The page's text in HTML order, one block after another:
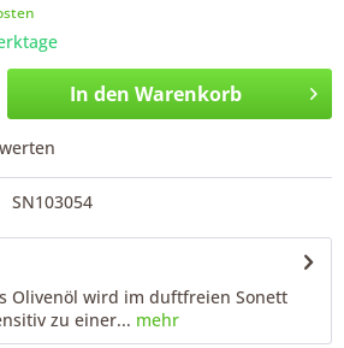
In den Warenkorb
SN103054
Olivenöl wird im duftfreien Sonett
zu einer... mehr